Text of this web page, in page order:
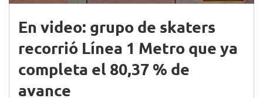
En video: grupo de skaters
recorrió Línea 1 Metro que ya
completa el 80,37 % de
avance